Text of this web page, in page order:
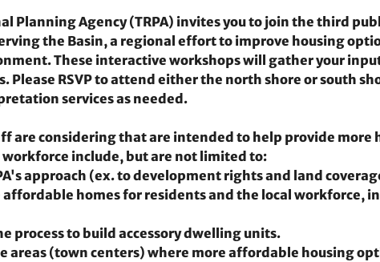
Planning Agency (TRPA) invites you to join the third
the Basin, a regional effort to improve housing
These interactive workshops will gather your
Please RSVP to attend either the north shore or south
services as needed.
are considering that are intended to help provide more
include, but are not limited to:
approach (ex. to development rights and land
affordable homes for residents and the local workforce,
process to build accessory dwelling units.
areas (town centers) where more affordable housing